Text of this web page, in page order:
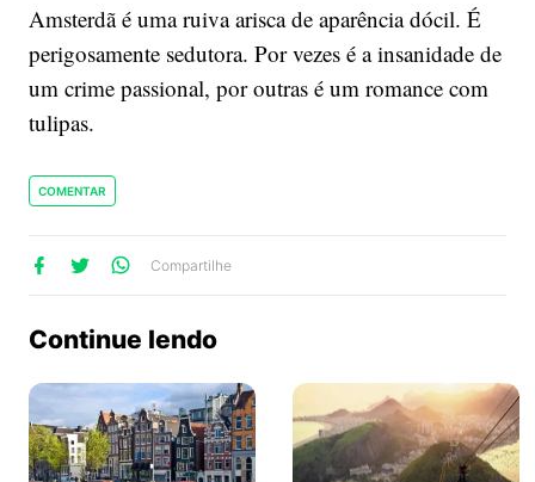
Amsterdã é uma ruiva arisca de aparência dócil. É
perigosamente sedutora. Por vezes é a insanidade de
um crime passional, por outras é um romance com
tulipas.
COMENTAR
Compartilhe
Continue lendo